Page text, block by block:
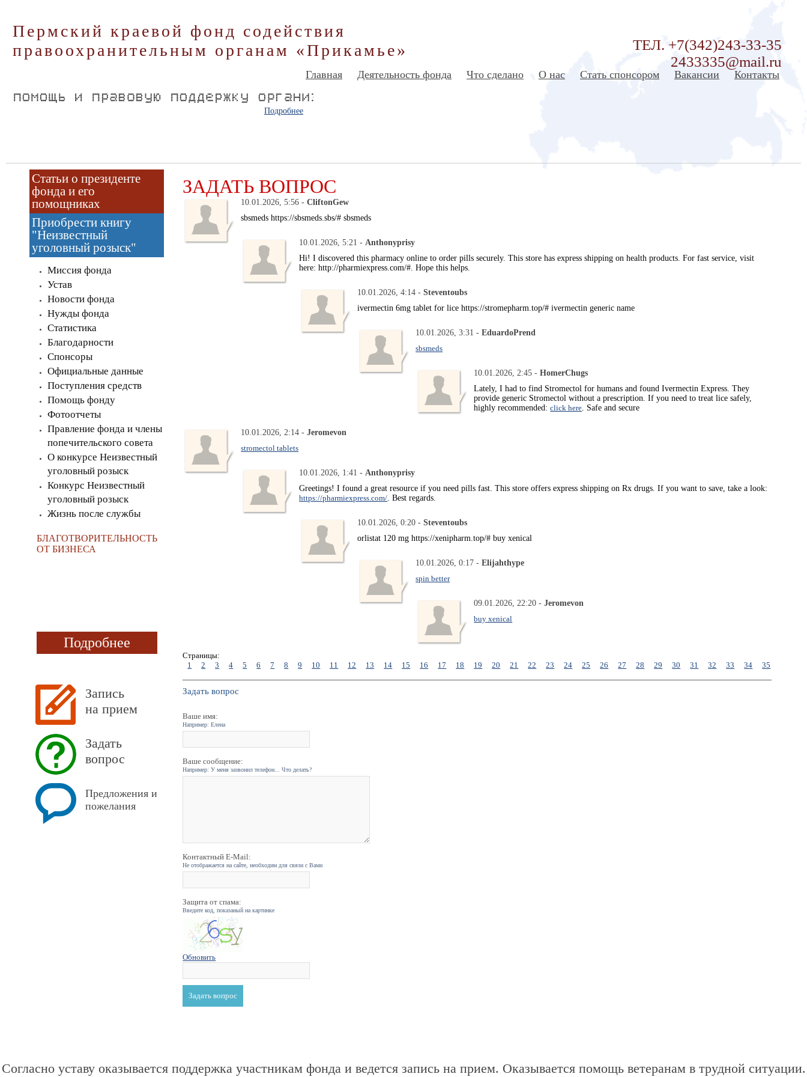
Пермский краевой фонд содействия
правоохранительным органам «Прикамье»
ТЕЛ. +7(342)243-33-35
2433335@mail.ru
Главная Деятельность фонда Что сделано О нас Стать спонсором Вакансии Контакты
Подробнее
Статьи о президенте
фонда и его
помощниках
Приобрести книгу
"Неизвестный
уголовный розыск"
Миссия фонда
Устав
Новости фонда
Нужды фонда
Статистика
Благодарности
Спонсоры
Официальные данные
Поступления средств
Помощь фонду
Фотоотчеты
Правление фонда и члены
попечительского совета
О конкурсе Неизвестный
уголовный розыск
Конкурс Неизвестный
уголовный розыск
Жизнь после службы
БЛАГОТВОРИТЕЛЬНОСТЬ
ОТ БИЗНЕСА
Подробнее
Запись
на прием
Задать
вопрос
Предложения и
пожелания
ЗАДАТЬ ВОПРОС
10.01.2026, 5:56 -CliftonGew
sbsmeds https://sbsmeds.sbs/# sbsmeds
10.01.2026, 5:21 -Anthonyprisy
Hi! I discovered this pharmacy online to order pills securely. This store has express shipping on health products. For fast service, visit
here: http://pharmiexpress.com/#. Hope this helps.
10.01.2026, 4:14 -Steventoubs
ivermectin 6mg tablet for lice https://stromepharm.top/# ivermectin generic name
10.01.2026, 3:31 -EduardoPrend
sbsmeds
10.01.2026, 2:45 -HomerChugs
Lately, I had to find Stromectol for humans and found Ivermectin Express. They
provide generic Stromectol without a prescription. If you need to treat lice safely,
highly recommended:click here. Safe and secure
10.01.2026, 2:14 -Jeromevon
stromectol tablets
10.01.2026, 1:41 -Anthonyprisy
Greetings! I found a great resource if you need pills fast. This store offers express shipping on Rx drugs. If you want to save, take a look:
https://pharmiexpress.com/. Best regards.
10.01.2026, 0:20 -Steventoubs
orlistat 120 mg https://xenipharm.top/# buy xenical
10.01.2026, 0:17 -Elijahthype
spin better
09.01.2026, 22:20 -Jeromevon
buy xenical
Страницы:
1
2 3 4 5 6 7 8 9 10 11 12 13 14 15 16 17 18 19 20 21 22 23 24 25 26 27 28 29 30 31 32 33 34 35
Задать вопрос
Ваше имя:
Например: Елена
Ваше сообщение:
Например: У меня зазвонил телефон... Что делать?
Контактный E-Mail:
Не отображается на сайте, необходим для связи с Вами
Защита от спама:
Введите код, показаный на картинке
Обновить
Согласно уставу оказывается поддержка участникам фонда и ведется запись на прием. Оказывается помощь ветеранам в трудной ситуации.